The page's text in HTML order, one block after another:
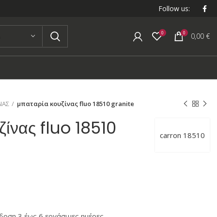
Follow us:
0 0 0,00 €
μπαταρία κουζίνας fluo 18510 granite
carron 18510
fluo 18510